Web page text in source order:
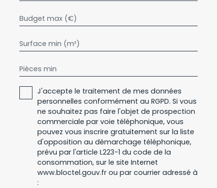
Budget max (€)
Surface min (m²)
Pièces min
J'accepte le traitement de mes données
personnelles conformément au RGPD. Si vous
ne souhaitez pas faire l'objet de prospection
commerciale par voie téléphonique, vous
pouvez vous inscrire gratuitement sur la liste
d'opposition au démarchage téléphonique,
prévu par l'article L223-1 du code de la
consommation, sur le site Internet
www.bloctel.gouv.fr ou par courrier adressé à
: